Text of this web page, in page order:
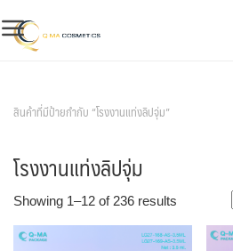
to
content
สินค้าที่มีป้ายกำกับ “โรงงานแท่งลิปจุ่ม”
โรงงานแท่งลิปจุ่ม
Showing 1–12 of 236 results
popularity